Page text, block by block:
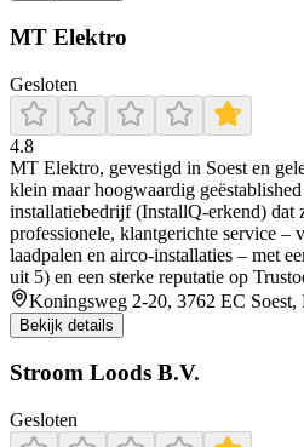
MT Elektro
Gesloten
4.8
MT Elektro, gevestigd in Soest en
klein maar hoogwaardig
installatiebedrijf (InstallQ‑erkend) dat
professionele, klantgerichte service –
laadpalen en airco-installaties – met
uit 5) en een sterke reputatie op
Koningsweg 2-20, 3762 EC Soest,
Bekijk details
Stroom Loods B.V.
Gesloten